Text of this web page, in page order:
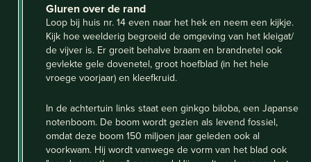
Gluren over de rand
Loop bij huis nr. 14 even naar het hek en neem een kijkje.
Kijk hoe weelderig begroeid de omgeving van het kleigat/
de vijver is. Er groeit behalve braam en brandnetel ook
gevlekte gele dovenetel, groot hoefblad (in het hele
vroege voorjaar) en kleefkruid.
In de achtertuin links staat een ginkgo biloba, een Japanse
notenboom. De boom wordt gezien als levend fossiel,
omdat deze boom 150 miljoen jaar geleden ook al
voorkwam. Hij wordt vanwege de vorm van het blad ook